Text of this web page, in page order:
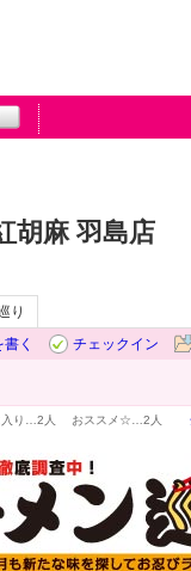
胡麻 羽島店
り
く
チェックイン
り… 2人 おススメ☆… 2人